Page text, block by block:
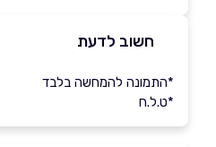
חשוב לדעת
*התמונה להמחשה בלבד
*ט.ל.ח